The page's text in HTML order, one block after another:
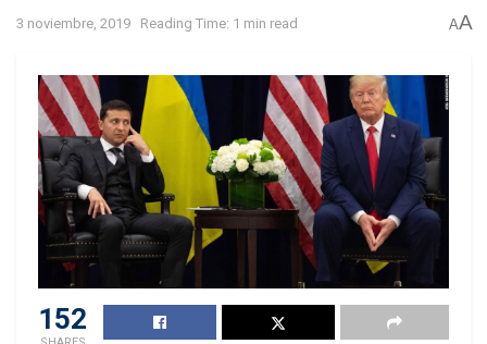
3 noviembre, 2019 Reading Time: 1 min read AA
152